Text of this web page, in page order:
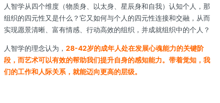
人智学从四个维度（物质身、以太身、星辰身和自我）认知个人，那
组织的四元性又是什么？它又如何与个人的四元性连接和交融，从而
实现愿景清晰、富有情感、行动高效的组织，并成就组织中的个人？
人智学的理念认为， 28-42岁的成年人处在发展心魂能力的关键阶
段，而艺术可以有效的帮助我们提升自身的感知能力。带着觉知，我
们的工作和人际关系，就能迈向更高的层级。